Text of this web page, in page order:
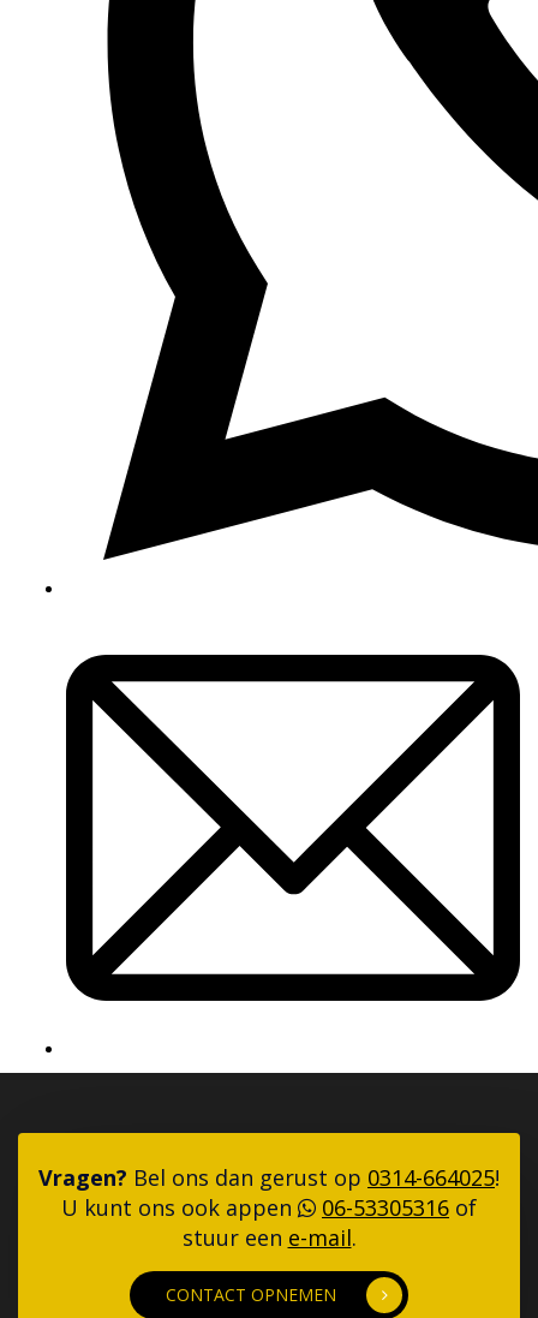
Vragen? Bel ons dan gerust op 0314-664025!
U kunt ons ook appen
06-53305316 of
stuur een e-mail.
CONTACT OPNEMEN